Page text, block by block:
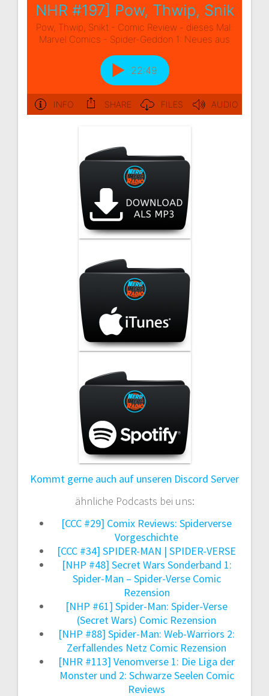
Kommt gerne auch auf unseren Discord Server
ähnliche Podcasts bei uns:
[CCC #29] Comix Reviews: Spiderverse
Vorgeschichte
[CCC #34] SPIDER-MAN | SPIDER-VERSE
[NHP #48] Secret Wars Sonderband 1:
Spider-Man – Spider-Verse Comic
Rezension
[NHP #61] Spider-Man: Spider-Verse
(Secret Wars) Comic Rezension
[NHP #88] Spider-Man: Web-Warriors 2:
Zerfallendes Netz Comic Rezension
[NHR #113] Venomverse 1: Die Liga der
Monster und 2: Schwarze Seelen Comic
Reviews